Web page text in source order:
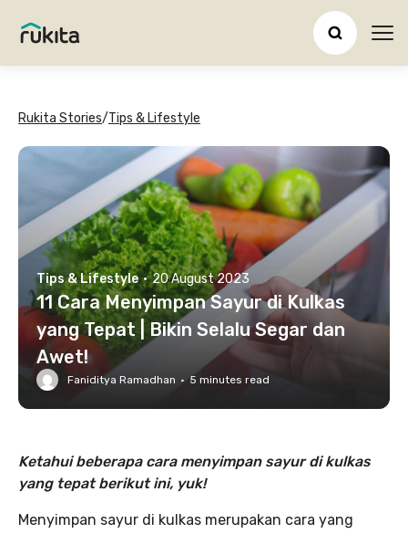
Rukita Stories/Tips & Lifestyle
Tips & Lifestyle · 20 August 2023
11 Cara Menyimpan Sayur di Kulkas
yang Tepat | Bikin Selalu Segar dan
Awet!
Faniditya Ramadhan · 5 minutes read
Ketahui beberapa cara menyimpan sayur di kulkas
yang tepat berikut ini, yuk!
Menyimpan sayur di kulkas merupakan cara yang